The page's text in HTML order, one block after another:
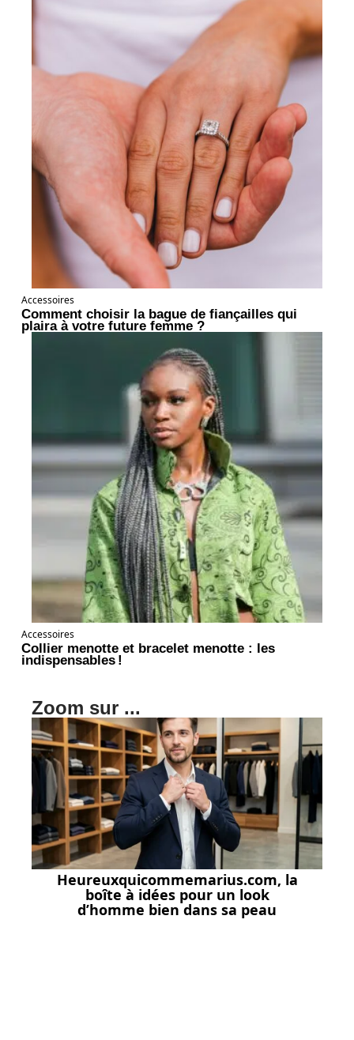
Accessoires
Comment choisir la bague de fiançailles qui
plaira à votre future femme ?
Accessoires
Collier menotte et bracelet menotte : les
indispensables !
Zoom sur ...
Heureuxquicommemarius.com, la
boîte à idées pour un look
d’homme bien dans sa peau